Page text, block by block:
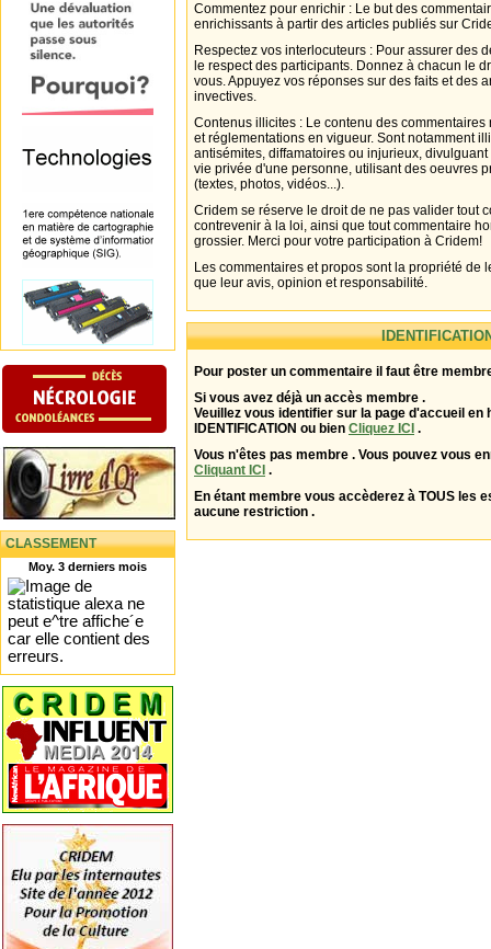
CLASSEMENT
Moy. 3 derniers mois
Commentez pour enrichir : Le but des
enrichissants à partir des articles publiés sur
Respectez vos interlocuteurs : Pour assurer des
le respect des participants. Donnez à chacun le
vous. Appuyez vos réponses sur des faits et des
invectives.
Contenus illicites : Le contenu des
et réglementations en vigueur. Sont notamment
antisémites, diffamatoires ou injurieux,
vie privée d'une personne, utilisant des oeuvres
(textes, photos, vidéos...).
Cridem se réserve le droit de ne pas valider tout
contrevenir à la loi, ainsi que tout commentaire
grossier. Merci pour votre participation à Cridem!
Les commentaires et propos sont la propriété de
que leur avis, opinion et responsabilité.
Pour poster un commentaire il faut être
Si vous avez déjà un accès membre .
Veuillez vous identifier sur la page d'accueil en
IDENTIFICATION ou bien Cliquez ICI .
Vous n'êtes pas membre . Vous pouvez vous
Cliquant ICI .
En étant membre vous accèderez à TOUS les
aucune restriction .